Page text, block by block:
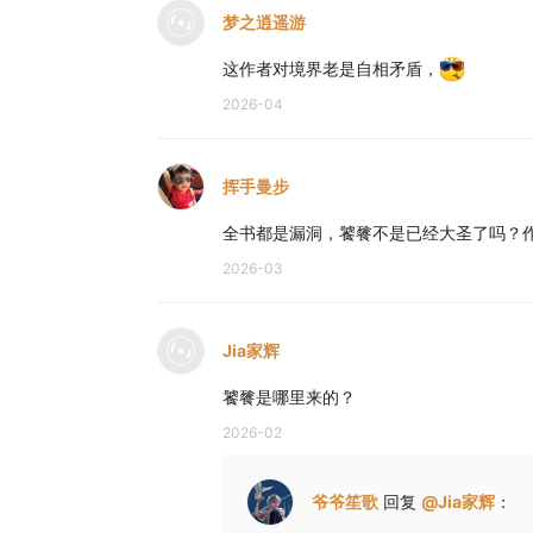
梦之逍遥游
这作者对境界老是自相矛盾，
2026-04
挥手曼步
全书都是漏洞，饕餮不是已经大圣了吗？
2026-03
Jia家辉
饕餮是哪里来的？
2026-02
爷爷笙歌 回复 @Jia家辉 ：